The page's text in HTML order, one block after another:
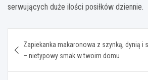
serwujących duże ilości posiłków dziennie.
wpisu
Zapiekanka makaronowa z szynką, dynią i
– nietypowy smak w twoim domu